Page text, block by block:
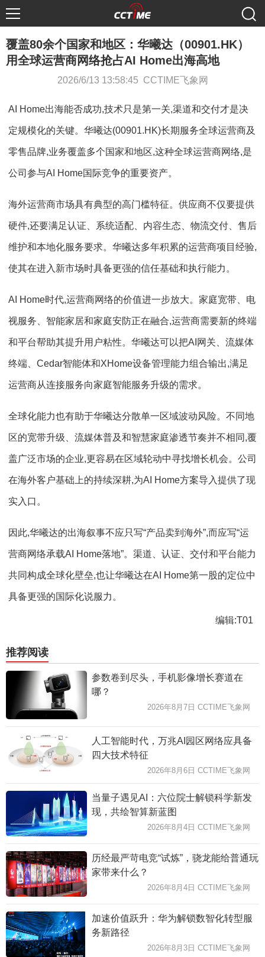
覆盖80余个国家和地区：华曦达（00901.HK）
用全球运营商网络抢占AI Home出海高地
2026/6/13 13:58:45 CCTIME飞象网
AI Home出海能否成功,技术只是第一关,渠道和交付才是决
定规模化的关键。华曦达(00901.HK)长期服务全球运营商及
零售品牌,业务覆盖多个国家和地区,这种全球运营商网络,是
公司参与AI Home国际竞争的重要资产。
海外运营商市场具有典型的高门槛特征。供应商不仅要提供
硬件,还要满足认证、系统适配、内容生态、物流交付、售后
维护和本地化服务要求。华曦达多年积累的运营商项目经验,
使其在进入新市场时具备更强的信任基础和执行能力。
AI Home时代,运营商网络的价值进一步放大。家庭宽带、电
视服务、智能家居和家庭安防正在融合,运营商需要新的终端
和平台帮助其提升用户粘性。华曦达可以把AI网关、流媒体
终端、Cedar智能体和XHome设备管理能力组合输出,满足
运营商从连接服务向家庭智能服务升级的需求。
全球化能力也有助于华曦达分散单一区域波动风险。不同地
区的宽带升级、流媒体普及和智慧家庭渗透节奏并不相同,覆
盖广泛市场的企业,更容易在区域轮动中寻找增长机会。公司
在海外客户基础上的持续深耕,为AI Home方案导入提供了现
实入口。
因此,华曦达的出海叙事不应只写“产品卖到海外”,而应写“运
营商网络承载AI Home落地”。渠道、认证、交付和平台能力
共同构成全球化壁垒,也让华曦达在AI Home第一股的定位中
具备更强的国际化说服力。
编辑:T01
推荐阅读
参数卷到尽头，手机影像增长赛道在
哪？
2026年8月7日 CCTIME飞象网
人工智能时代，万兆AI园区网络应具备
四大技术特征
2026年8月6日 CCTIME飞象网
当量子遇见AI：六位院士解锁科学新发
现，共绘智算新蓝图
2026年8月4日 CCTIME飞象网
历经最严苛电竞“试炼”，骁龙能给普通玩
家带来什么？
2026年8月4日 CCTIME飞象网
加速价值跃升：华为解锁数智化转型服
务新路径
2026年8月3日 CCTIME飞象网